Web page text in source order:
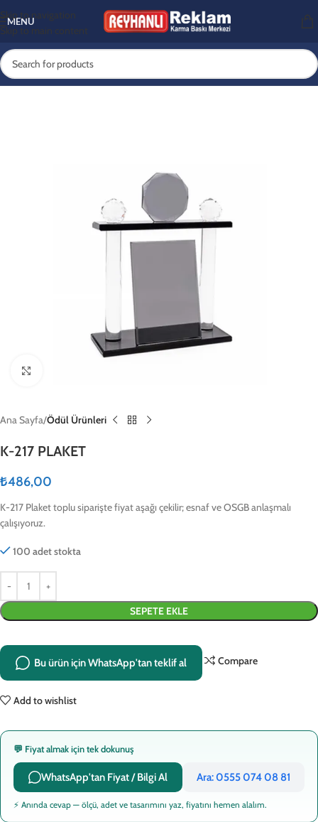
Skip to navigation
Skip to main content
MENU
Ana Sayfa Ödül Ürünleri
K-217 PLAKET
₺486,00
K-217 Plaket toplu siparişte fiyat aşağı çekilir; esnaf ve OSGB anlaşmalı
çalışıyoruz.
100 adet stokta
SEPETE EKLE
Bu ürün için WhatsApp'tan teklif al Compare
Add to wishlist
💬 Fiyat almak için tek dokunuş
WhatsApp'tan Fiyat / Bilgi Al Ara: 0555 074 08 81
⚡ Anında cevap — ölçü, adet ve tasarımını yaz, fiyatını hemen alalım.